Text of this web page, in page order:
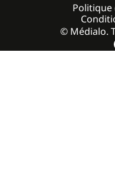
© Médialo.